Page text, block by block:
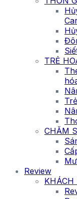
TRẺ
CHĂM
Review
KHÁCH